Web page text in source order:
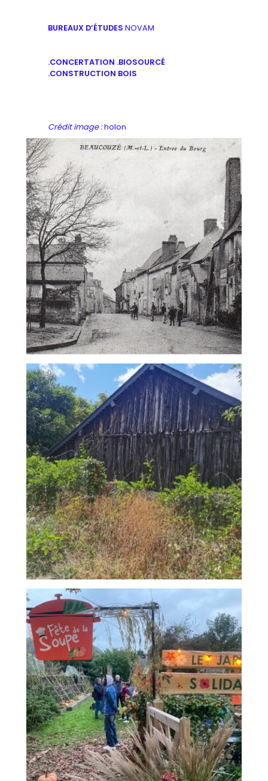
BUREAUX D’ÉTUDES NOVAM
.CONCERTATION .BIOSOURCÉ
.CONSTRUCTION BOIS
Crédit image :holon